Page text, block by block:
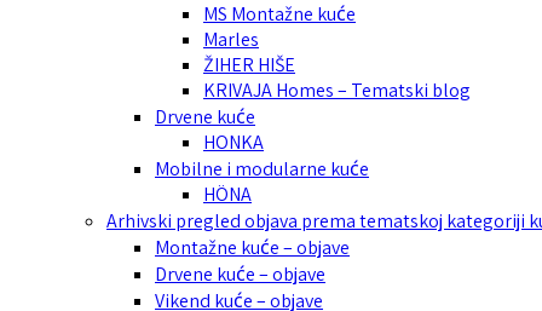
MS Montažne kuće
Marles
ŽIHER HIŠE
KRIVAJA Homes – Tematski blog
Drvene kuće
HONKA
Mobilne i modularne kuće
HÖNA
Arhivski pregled objava prema tematskoj kategoriji
Montažne kuće – objave
Drvene kuće – objave
Vikend kuće – objave